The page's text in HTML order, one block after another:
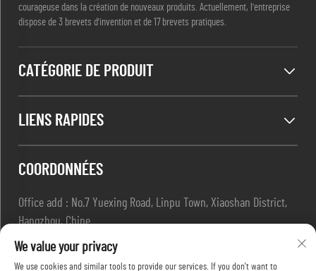
courageuse dans la création de nouveaux produits. Actuellement, l'entreprise
dispose de 3 brevets d'invention et de 17 brevets pratiques.
CATÉGORIE DE PRODUIT
LIENS RAPIDES
COORDONNÉES
Office add : No.7 Yuexing Road, Linpu Town, Xiaoshan District,
Hangzhou, Chine
E-mail :
[email protected]
+86-13967169961
We value your privacy
We use cookies and similar tools to provide our services. If you don't want to